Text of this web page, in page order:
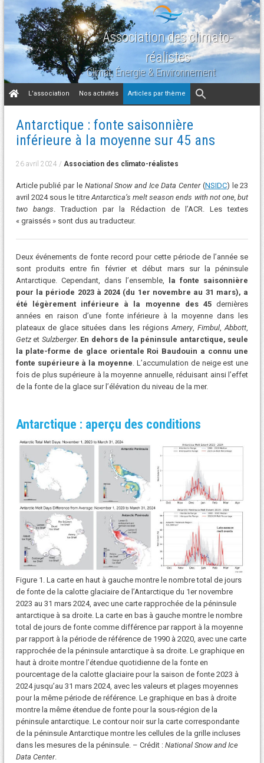
Association des climato-
réalistes
Climat, Énergie & Environnement
Aller
au
L’association Nos activités Articles par thème
Antarctique : fonte saisonnière
inférieure à la moyenne sur 45 ans
26 avril 2024 / Association des climato-réalistes
Article publié par le National Snow and Ice Data Center(NSIDC) le 23
avril 2024 sous le titreAntarctica’s melt season ends with not one, but
two bangs. Traduction par la Rédaction de l’ACR. Les textes
« graissés » sont dus au traducteur.
Deux événements de fonte record pour cette période de l’année se
sont produits entre fin février et début mars sur la péninsule
Antarctique. Cependant, dans l’ensemble, la fonte saisonnière
pour la période 2023 à 2024 (du 1er novembre au 31 mars), a
été légèrement inférieure à la moyenne des 45dernières
années en raison d’une fonte inférieure à la moyenne dans les
plateaux de glace situées dans les régions Amery,Fimbul ,Abbott
Getzet Sulzberger. En dehors de la péninsule antarctique, seule
la plate-forme de glace orientale Roi Baudouin a connu une
fonte supérieure à la moyenne . L’accumulation de neige est une
fois de plus supérieure à la moyenne annuelle, réduisant ainsi l’effet
de la fonte de la glace sur l’élévation du niveau de la mer.
Antarctique : aperçu des conditions
Figure 1. La carte en haut à gauche montre le nombre total de jours
de fonte de la calotte glaciaire de l’Antarctique du 1er novembre
2023 au 31 mars 2024, avec une carte rapprochée de la péninsule
antarctique à sa droite. La carte en bas à gauche montre le nombre
total de jours de fonte comme différence par rapport à la moyenne
par rapport à la période de référence de 1990 à 2020, avec une carte
rapprochée de la péninsule antarctique à sa droite. Le graphique en
haut à droite montre l’étendue quotidienne de la fonte en
pourcentage de la calotte glaciaire pour la saison de fonte 2023 à
2024 jusqu’au 31 mars 2024, avec les valeurs et plages moyennes
pour la même période de référence. Le graphique en bas à droite
montre la même étendue de fonte pour la sous-région de la
péninsule antarctique. Le contour noir sur la carte correspondante
de la péninsule Antarctique montre les cellules de la grille incluses
dans les mesures de la péninsule. – Crédit : National Snow and Ice
Data Center.